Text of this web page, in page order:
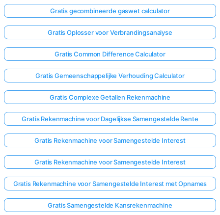
Gratis gecombineerde gaswet calculator
Gratis Oplosser voor Verbrandingsanalyse
Gratis Common Difference Calculator
Gratis Gemeenschappelijke Verhouding Calculator
Gratis Complexe Getallen Rekenmachine
Gratis Rekenmachine voor Dagelijkse Samengestelde Rente
Gratis Rekenmachine voor Samengestelde Interest
Gratis Rekenmachine voor Samengestelde Interest
Gratis Rekenmachine voor Samengestelde Interest met Opnames
Gratis Samengestelde Kansrekenmachine